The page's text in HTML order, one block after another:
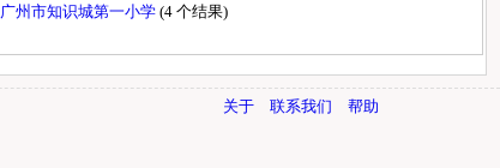
广州市知识城第一小学(4 个结果)
关于 联系我们 帮助